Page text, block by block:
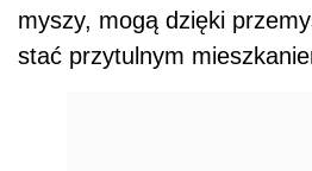
myszy, mogą dzięki
stać przytulnym